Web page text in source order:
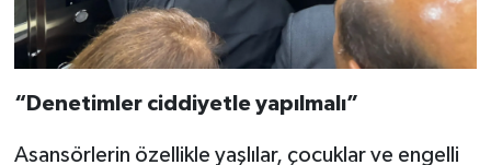
“Denetimler ciddiyetle yapılmalı”
Asansörlerin özellikle yaşlılar, çocuklar ve engelli